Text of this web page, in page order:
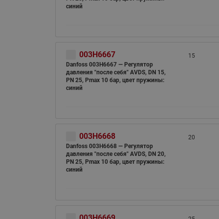
синий
003H6667
Danfoss 003H6667 — Регулятор
давления "после себя" AVDS, DN 15,
PN 25, Рmax 10 бар, цвет пружины:
синий
15
003H6668
Danfoss 003H6668 — Регулятор
давления "после себя" AVDS, DN 20,
PN 25, Рmax 10 бар, цвет пружины:
синий
20